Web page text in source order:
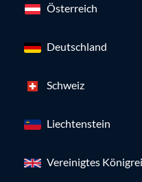
Österreich
Deutschland
Schweiz
Liechtenstein
Vereinigtes